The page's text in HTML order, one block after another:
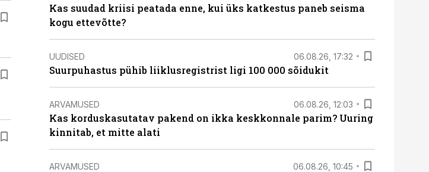
Kas suudad kriisi peatada enne, kui üks katkestus paneb seisma
kogu ettevõtte?
UUDISED 06.08.26, 17:32
Suurpuhastus pühib liiklusregistrist ligi 100 000 sõidukit
ARVAMUSED 06.08.26, 12:03
Kas korduskasutatav pakend on ikka keskkonnale parim? Uuring
kinnitab, et mitte alati
ARVAMUSED 06.08.26, 10:45